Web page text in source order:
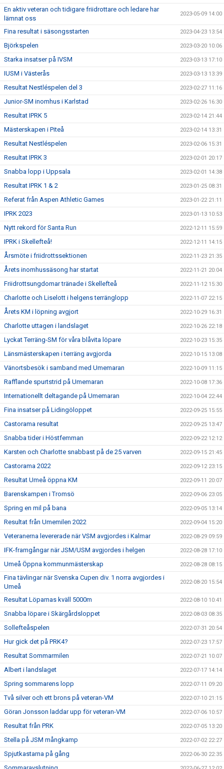
En aktiv veteran och tidigare friidrottare och ledare har
lämnat oss
2023-05-09 14:00
Fina resultat i säsongsstarten 2023-04-23 13:54
Björkspelen 2023-03-20 10:06
Starka insatser på IVSM 2023-03-13 17:10
IUSM i Västerås 2023-03-13 13:39
Resultat Nestléspelen del 3 2023-02-27 11:16
Junior-SM inomhus i Karlstad 2023-02-26 16:30
Resultat IPRK 5 2023-02-14 21:44
Mästerskapen i Piteå 2023-02-14 13:31
Resultat Nestléspelen 2023-02-06 15:31
Resultat IPRK 3 2023-02-01 20:17
Snabba lopp i Uppsala 2023-02-01 14:38
Resultat IPRK 1 & 2 2023-01-25 08:31
Referat från Aspen Athletic Games 2023-01-22 21:11
IPRK 2023 2023-01-13 10:53
Nytt rekord för Santa Run 2022-12-11 15:59
IPRK i Skellefteå! 2022-12-11 14:15
Årsmöte i friidrottssektionen 2022-11-23 21:35
Årets inomhussäsong har startat 2022-11-21 20:04
Friidrottsungdomar tränade i Skellefteå 2022-11-12 15:30
Charlotte och Liselott i helgens terränglopp 2022-11-07 22:15
Årets KM i löpning avgjort 2022-10-29 16:31
Charlotte uttagen i landslaget 2022-10-26 22:18
Lyckat Terräng-SM för våra blåvita löpare 2022-10-23 15:35
Länsmästerskapen i terräng avgjorda 2022-10-15 13:08
Vänortsbesök i samband med Umemaran 2022-10-09 11:15
Rafflande spurtstrid på Umemaran 2022-10-08 17:36
Internationellt deltagande på Umemaran 2022-10-04 22:44
Fina insatser på Lidingöloppet 2022-09-25 15:55
Castorama resultat 2022-09-25 13:47
Snabba tider i Höstfemman 2022-09-22 12:12
Karsten och Charlotte snabbast på de 25 varven 2022-09-15 21:45
Castorama 2022 2022-09-12 23:15
Resultat Umeå öppna KM 2022-09-11 20:07
Barenskampen i Tromsö 2022-09-06 23:05
Spring en mil på bana 2022-09-05 13:14
Resultat från Umemilen 2022 2022-09-04 15:20
Veteranerna levererade när VSM avgjordes i Kalmar 2022-08-29 09:59
IFK-framgångar när JSM/USM avgjordes i helgen 2022-08-28 17:10
Umeå Öppna kommunmästerskap 2022-08-28 08:15
Fina tävlingar när Svenska Cupen div. 1 norra avgjordes i
Umeå
2022-08-20 15:54
Resultat Löparnas kväll 5000m 2022-08-10 10:41
Snabba löpare i Skärgårdsloppet 2022-08-03 08:35
Sollefteåspelen 2022-07-31 20:54
Hur gick det på PRK4? 2022-07-23 17:57
Resultat Sommarmilen 2022-07-21 10:07
Albert i landslaget 2022-07-17 14:14
Spring sommarens lopp 2022-07-11 09:20
Två silver och ett brons på veteran-VM 2022-07-10 21:15
Göran Jonsson laddar upp för veteran-VM 2022-07-06 10:57
Resultat från PRK 2022-07-05 13:20
Stella på JSM mångkamp 2022-07-02 22:27
Spjutkastarna på gång 2022-06-30 22:35